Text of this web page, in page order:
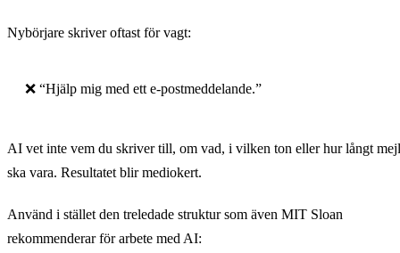
Nybörjare skriver oftast för vagt:
❌ “Hjälp mig med ett e-postmeddelande.”
AI vet inte vem du skriver till, om vad, i vilken ton eller hur långt
ska vara. Resultatet blir mediokert.
Använd i stället den treledade struktur som även MIT Sloan
rekommenderar för arbete med AI: